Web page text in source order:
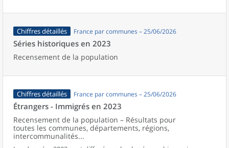
Chiffres détaillés France par communes – 25/06/2026
Séries historiques en 2023
Recensement de la population
Chiffres détaillés France par communes – 25/06/2026
Étrangers - Immigrés en 2023
Recensement de la population – Résultats pour
toutes les communes, départements, régions,
intercommunalités...